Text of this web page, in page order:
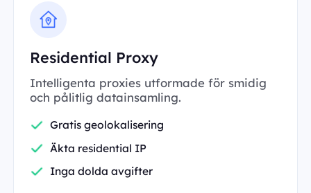
Residential Proxy
Intelligenta proxies utformade för smidig
och pålitlig datainsamling.
Gratis geolokalisering
Äkta residential IP
Inga dolda avgifter